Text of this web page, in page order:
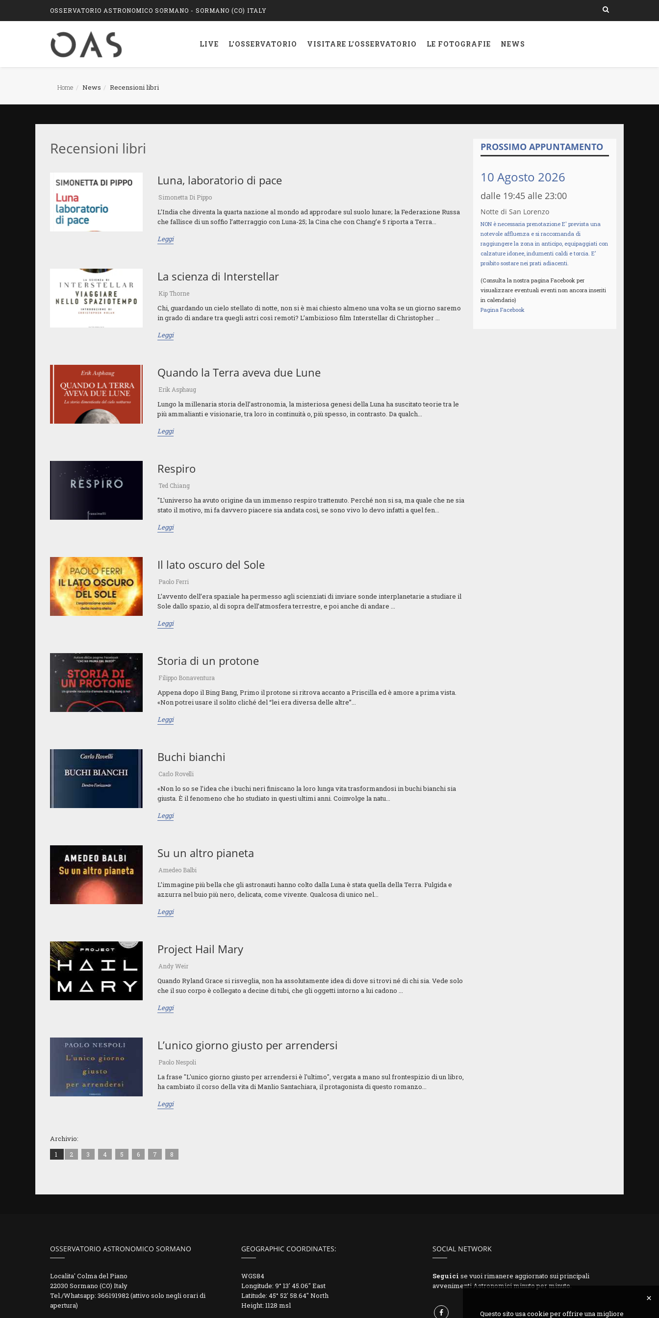
OSSERVATORIO ASTRONOMICO SORMANO - SORMANO (CO) ITALY
LIVE L'OSSERVATORIO VISITARE L'OSSERVATORIO LE FOTOGRAFIE NEWS
Home News Recensioni libri
Recensioni libri
Luna, laboratorio di pace
Simonetta Di Pippo
L’India che diventa la quarta nazione al mondo ad approdare sul suolo lunare; la Federazione Russa
che fallisce di un soffio l’atterraggio con Luna-25; la Cina che con Chang’e 5 riporta a Terra...
Leggi
La scienza di Interstellar
Kip Thorne
Chi, guardando un cielo stellato di notte, non si è mai chiesto almeno una volta se un giorno saremo
in grado di andare tra quegli astri così remoti? L’ambizioso film Interstellar di Christopher ...
Leggi
Quando la Terra aveva due Lune
Erik Asphaug
Lungo la millenaria storia dell’astronomia, la misteriosa genesi della Luna ha suscitato teorie tra le
più ammalianti e visionarie, tra loro in continuità o, più spesso, in contrasto. Da qualch...
Leggi
Respiro
Ted Chiang
"L'universo ha avuto origine da un immenso respiro trattenuto. Perché non si sa, ma quale che ne sia
stato il motivo, mi fa davvero piacere sia andata così, se sono vivo lo devo infatti a quel fen...
Leggi
Il lato oscuro del Sole
Paolo Ferri
L’avvento dell’era spaziale ha permesso agli scienziati di inviare sonde interplanetarie a studiare il
Sole dallo spazio, al di sopra dell’atmosfera terrestre, e poi anche di andare ...
Leggi
Storia di un protone
Filippo Bonaventura
Appena dopo il Bing Bang, Primo il protone si ritrova accanto a Priscilla ed è amore a prima vista.
«Non potrei usare il solito cliché del “lei era diversa delle altre”...
Leggi
Buchi bianchi
Carlo Rovelli
«Non lo so se l’idea che i buchi neri finiscano la loro lunga vita trasformandosi in buchi bianchi sia
giusta. È il fenomeno che ho studiato in questi ultimi anni. Coinvolge la natu...
Leggi
Su un altro pianeta
Amedeo Balbi
L’immagine più bella che gli astronauti hanno colto dalla Luna è stata quella della Terra. Fulgida e
azzurra nel buio più nero, delicata, come vivente. Qualcosa di unico nel...
Leggi
Project Hail Mary
Andy Weir
Quando Ryland Grace si risveglia, non ha assolutamente idea di dove si trovi né di chi sia. Vede solo
che il suo corpo è collegato a decine di tubi, che gli oggetti intorno a lui cadono ...
Leggi
L’unico giorno giusto per arrendersi
Paolo Nespoli
La frase "L'unico giorno giusto per arrendersi è l'ultimo", vergata a mano sul frontespizio di un libro,
ha cambiato il corso della vita di Manlio Santachiara, il protagonista di questo romanzo...
Leggi
Archivio:
1 2 3 4 5 6 7 8
PROSSIMO APPUNTAMENTO
10 Agosto 2026
dalle 19:45 alle 23:00
Notte di San Lorenzo
NON è necessaria prenotazione E' prevista una
notevole affluenza e si raccomanda di
raggiungere la zona in anticipo, equipaggiati con
calzature idonee, indumenti caldi e torcia. E’
proibito sostare nei prati adiacenti.
(Consulta la nostra pagina Facebook per
visualizzare eventuali eventi non ancora inseriti
in calendario)
Pagina Facebook
OSSERVATORIO ASTRONOMICO SORMANO
Localita' Colma del Piano
22030 Sormano (CO) Italy
Tel./Whatsapp: 366191982 (attivo solo negli orari di
apertura)
GEOGRAPHIC COORDINATES:
WGS84
Longitude: 9° 13' 45.06" East
Latitude: 45° 52' 58.64" North
Height: 1128 msl
SOCIAL NETWORK
Seguici se vuoi rimanere aggiornato sui principali
avvenimenti Astronomici minuto per minuto.
Questo sito usa cookie per offrire una migliore